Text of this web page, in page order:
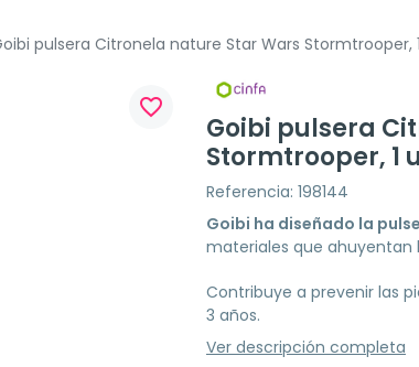
pulsera Citronela nature Star Wars Stormtrooper,
favorite_border
Goibi pulsera
Stormtrooper, 1
Referencia: 198144
Goibi ha diseñado la
materiales que ahuyentan
Contribuye a prevenir las
3 años.
Ver descripción completa